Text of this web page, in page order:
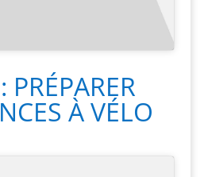
PRÉPARER
À VÉLO